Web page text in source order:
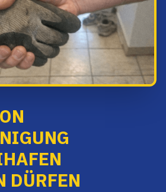
DÜRFEN